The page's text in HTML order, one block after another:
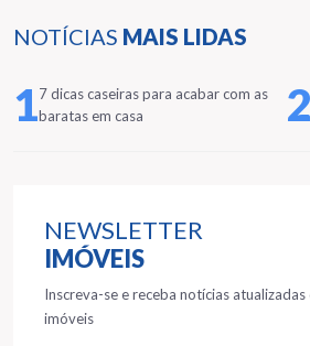
NOTÍCIAS MAIS LIDAS
17 dicas caseiras para acabar com as
baratas em casa
2
NEWSLETTER
IMÓVEIS
Inscreva-se e receba notícias
imóveis